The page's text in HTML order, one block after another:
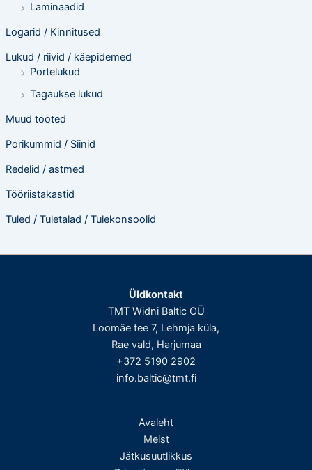
Laminaadid
Logarid / Kinnitused
Lukud / riivid / käepidemed
Portelukud
Tagaukse lukud
Muud tooted
Porikummid / Siinid
Redelid / astmed
Tööriistakastid
Tuled / Tuletalad / Tulekonsoolid
Üldkontakt
TMT Widni Baltic OÜ
Loomäe tee 7, Lehmja küla,
Rae vald, Harjumaa
+372 5190 2902
info.baltic@tmt.fi
Avaleht
Meist
Jätkusuutlikkus